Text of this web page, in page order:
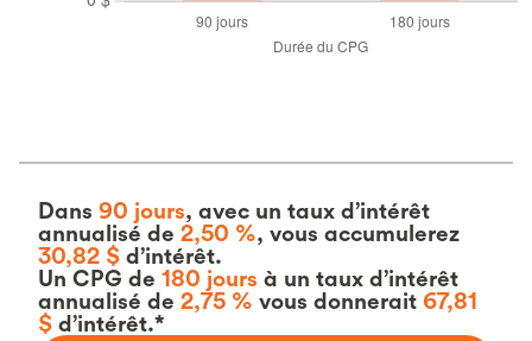
jours,
un
taux
d’intérêt
annualisé
de
Dans 90 jours, avec un taux d’intérêt
annualisé de 2,50 %, vous accumulerez
30,82 $ d’intérêt.
Un CPG de 180 jours à un taux d’intérêt
annualisé de 2,75 % vous donnerait 67,81
$ d’intérêt.*